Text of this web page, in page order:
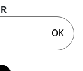
OK